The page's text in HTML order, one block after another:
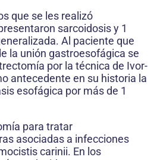
que se les realizó
sarcoidosis y 1
Al paciente que
la unión gastroesofágica se
por la técnica de Ivor-
antecedente en su historia la
esofágica por más de 1
para tratar
asociadas a infecciones
carinii. En los